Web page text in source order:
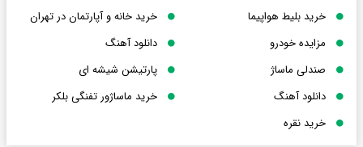
خرید بلیط هواپیما
خرید خانه و آپارتمان در تهران
مزایده خودرو
دانلود آهنگ
صندلی ماساژ
پارتیشن شیشه ای
دانلود آهنگ
خرید ماساژور تفنگی بلکر
خرید نقره